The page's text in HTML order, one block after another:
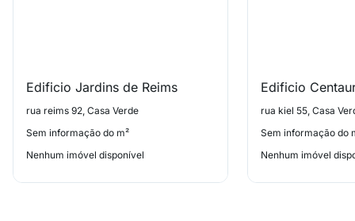
Edificio Jardins de Reims
rua reims 92, Casa Verde
Sem informação do m²
Nenhum imóvel disponível
Edificio
rua kiel 55, Casa
Sem informação do
Nenhum imóvel